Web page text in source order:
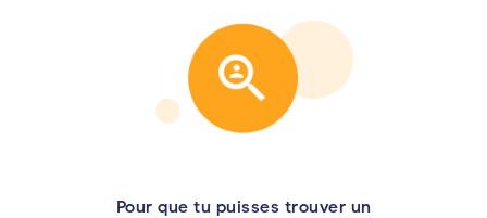
Pour que tu puisses trouver un